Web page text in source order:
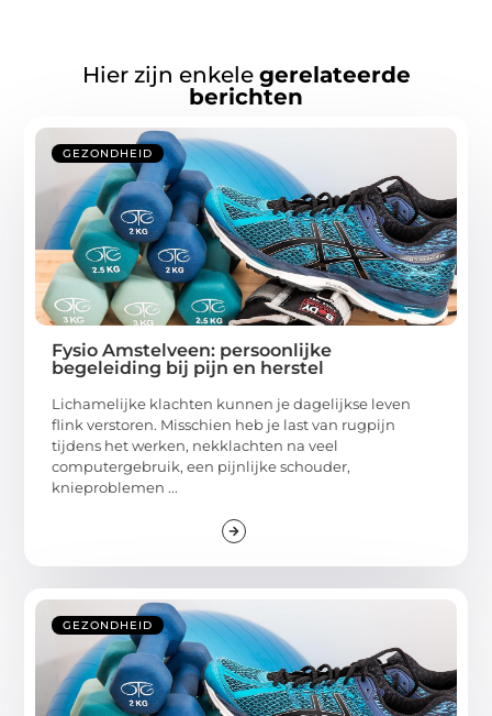
Hier zijn enkele gerelateerde
berichten
GEZONDHEID
Fysio Amstelveen: persoonlijke
begeleiding bij pijn en herstel
Lichamelijke klachten kunnen je dagelijkse leven
flink verstoren. Misschien heb je last van rugpijn
tijdens het werken, nekklachten na veel
computergebruik, een pijnlijke schouder,
knieproblemen ...
GEZONDHEID